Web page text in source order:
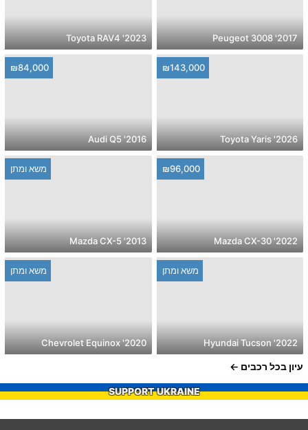
2017' Peugeot 3008
2023' Toyota RAV4
₪143,000
2026' Toyota Yaris
₪84,000
2016' Audi Q5
₪96,000
2022' Mazda CX-30
משא ומתן
2013' Mazda CX-5
משא ומתן
2022' Hyundai Tucson
משא ומתן
2020' Chevrolet Equinox
עיון בכל רכבים
SUPPORT UKRAINE